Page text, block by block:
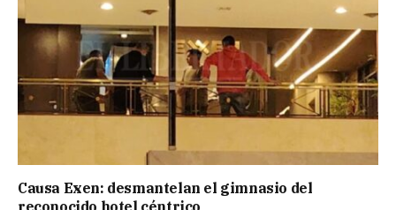
Causa Exen: desmantelan el gimnasio del